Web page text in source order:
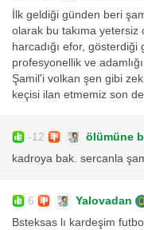
İlk geldiği günden beri
olarak bu takıma yetersiz
harcadığı efor,
profesyonellik ve
Şamil'i volkan şen gibi
keçisi ilan etmemiz son
-12 ölümüne
kadroya bak. sercanla
6 Yalovadan
Bsteksas lı kardeşim